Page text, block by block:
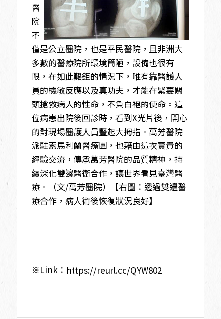
醫
院
不
僅是公立醫院，也是平民醫院，且非洲大
多數的醫療院所環境簡陋，設備也很有
限，在如此艱鉅的情況下，唯有靠醫護人
員的機敏反應以及真功夫，才能在緊要關
頭搶救病人的性命，不負白袍的使命。這
位病患出院後回診時，看到X光片後，開心
的對現場醫護人員豎起大拇指。萬芳醫院
派駐索馬利蘭醫療團，也藉由這次寶貴的
經驗交流，傳承萬芳醫院的品質精神，持
續深化雙邊醫衛合作，讓世界看見臺灣醫
療。（文/萬芳醫院）【右圖：透過雙邊醫
療合作，病人術後恢復狀況良好】
※Link： https://reurl.cc/QYW802